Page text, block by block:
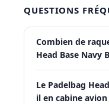
QUESTIONS
Combien de
Head Base Navy
Le Padelbag
il en cabine avion